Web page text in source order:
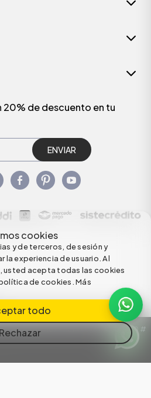
cookies
y de terceros, de sesión y
la experiencia de usuario. Al
usted acepta todas las cookies
de cookies.Más
todo
Rechazar
20% de descuento en tu
ENVIAR
NIT: 890924167-6 Dirección: Carrera 50 #